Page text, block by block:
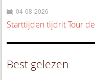
04-08-2026
Starttijden tijdrit Tour
Best gelezen